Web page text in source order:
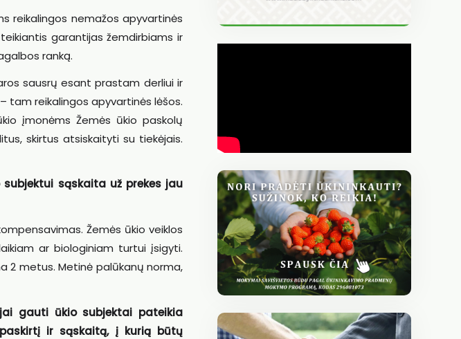
reikalingos nemažos apyvartinės
garantijas žemdirbiams ir
ranką.
sausrų esant prastam derliui ir
tam reikalingos apyvartinės lėšos.
įmonėms Žemės ūkio paskolų
skirtus atsiskaityti su tiekėjais.
sąskaita už prekes jau
Žemės ūkio veiklos
ar biologiniam turtui įsigyti.
2 metus. Metinė palūkanų norma,
gauti ūkio subjektai pateikia
ir sąskaitą, į kurią būtų